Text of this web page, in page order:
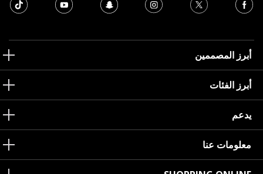
أبرز المصممين
أبرز الفئات
يدعم
معلومات عنا